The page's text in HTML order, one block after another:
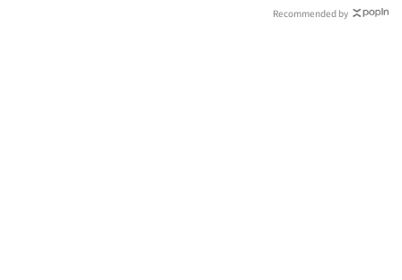
Recommended by